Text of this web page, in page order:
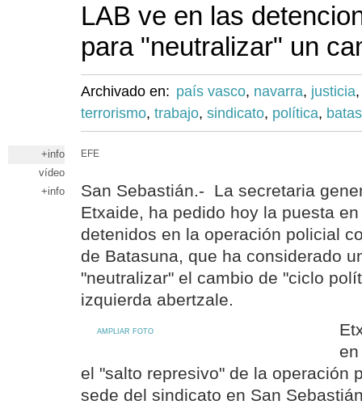
LAB ve en las
para "neutralizar" un
Archivado en: país vasco, navarra, justicia
terrorismo, trabajo, sindicato, política,
+info
vídeo
+info
EFE
San Sebastián.- La secretaria
Etxaide, ha pedido hoy la puesta
detenidos en la operación policial
de Batasuna, que ha considerado
"neutralizar" el cambio de "ciclo
izquierda abertzale.
AMPLIAR FOTO
el "salto represivo" de la operación
sede del sindicato en San